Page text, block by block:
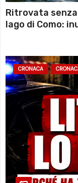
Ritrovata
lago di Como:
CRONACA